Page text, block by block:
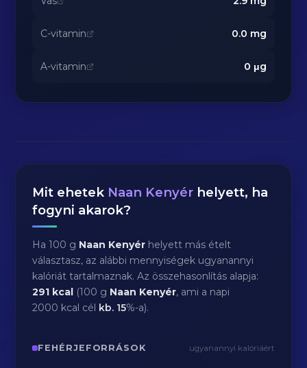
C-vitamin 0.0 mg
A-vitamin 0 μg
Mit ehetek Naan Kenyér helyett, ha
fogyni akarok?
Ha 100 g Naan Kenyér helyett más ételt
választasz, az alábbi mennyiségek ugyanannyi
kalóriát tartalmaznak. Az összehasonlítás alapja:
291 kcal (100 g Naan Kenyér, ami a napi
2000 kcal cél kb. 15%-a).
FEHÉRJEFORRÁSOK ugyanannyi kalóriáért